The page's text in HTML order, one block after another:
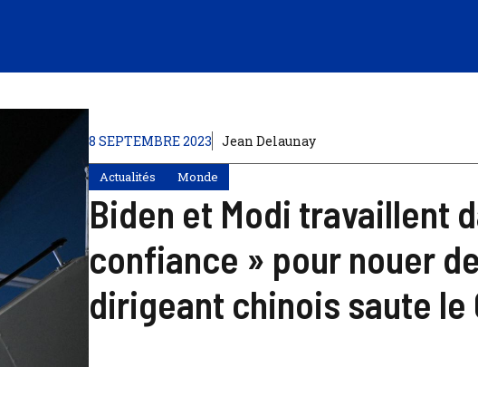
8 SEPTEMBRE 2023 Jean Delaunay
Actualités Monde
Biden et Modi travaillent
confiance » pour nouer
dirigeant chinois saute le